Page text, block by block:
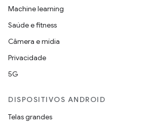
Machine learning
Saúde e fitness
Câmera e mídia
Privacidade
5G
DISPOSITIVOS ANDROID
Telas grandes